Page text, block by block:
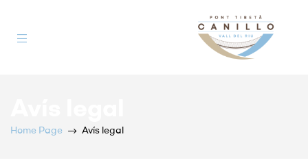
Home Page Avís legal